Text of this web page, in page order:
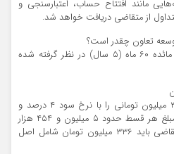
مانند افتتاح حساب، اعتبارسنجی و
از متقاضی دریافت خواهد شد.
تعاون چقدر است؟
حداکثر مدت بازپرداخت برای وام مائده ۶۰ ماه (۵ سال) در نظر گرفته شده
اگر یک فرد حقیقی سقف وام ۳۰۰ میلیون تومانی را با نرخ سود ۴ درصد و
بازپرداخت ۶۰ ماهه دریافت کند، مبلغ هر قسط حدود ۵ میلیون و ۴۵۴ هزار
تومان خواهد بود. در مجموع، متقاضی باید ۳۳۶ میلیون تومان شامل اصل